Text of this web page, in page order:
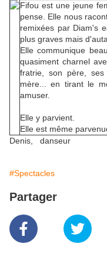
Fifou est une jeune
pense. Elle nous
remixées par Diam's
plus graves mais
Elle communique
quasiment charnel
fratrie, son père,
mère... en tirant le
amuser.
Elle y parvient.
Elle est même
Denis, danseur
#Spectacles
Partager